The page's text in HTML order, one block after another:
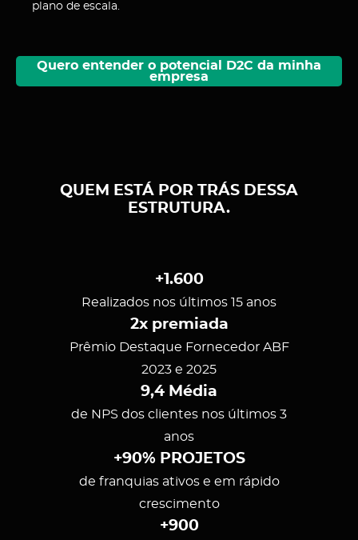
plano de escala.
Quero entender o potencial D2C da minha
empresa
QUEM ESTÁ POR TRÁS DESSA
ESTRUTURA.
+1.600
Realizados nos últimos 15 anos
2x premiada
Prêmio Destaque Fornecedor ABF
2023 e 2025
9,4 Média
de NPS dos clientes nos últimos 3
anos
+90% PROJETOS
de franquias ativos e em rápido
crescimento
+900